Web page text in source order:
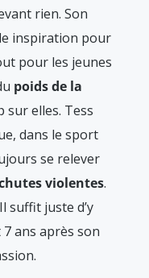
rien. Son
inspiration pour
pour les jeunes
poids de la
sur elles. Tess
dans le sport
se relever
violentes.
suffit juste d’y
ans après son